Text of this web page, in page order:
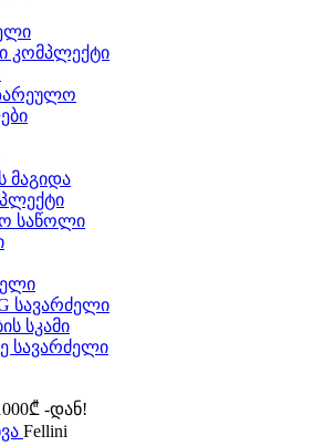
კომპლექტი
მაგიდა
საწოლი
სავარძელი
სკამი
სავარძელი
-დან!
Fellini